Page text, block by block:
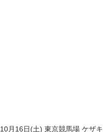
10月16日(土) 東京競馬場 ケザ